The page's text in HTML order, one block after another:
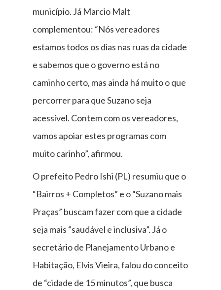
município. Já Marcio Malt
complementou: “Nós vereadores
estamos todos os dias nas ruas da cidade
e sabemos que o governo está no
caminho certo, mas ainda há muito o que
percorrer para que Suzano seja
acessível. Contem com os vereadores,
vamos apoiar estes programas com
muito carinho”, afirmou.
O prefeito Pedro Ishi (PL) resumiu que o
“Bairros + Completos” e o “Suzano mais
Praças” buscam fazer com que a cidade
seja mais “saudável e inclusiva”. Já o
secretário de Planejamento Urbano e
Habitação, Elvis Vieira, falou do conceito
de “cidade de 15 minutos”, que busca